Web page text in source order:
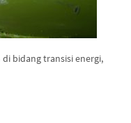
bidang transisi energi,